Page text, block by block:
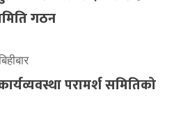
गठन
परामर्श समितिको